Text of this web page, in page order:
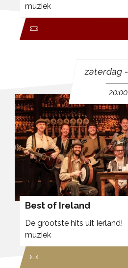
muziek
zaterdag
20:00
Best of Ireland
De grootste hits uit Ierland!
muziek